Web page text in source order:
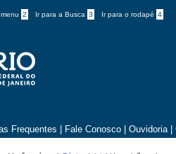
2 Ir para a Busca 3 Ir para o rodapé 4
Frequentes Fale Conosco Ouvidoria